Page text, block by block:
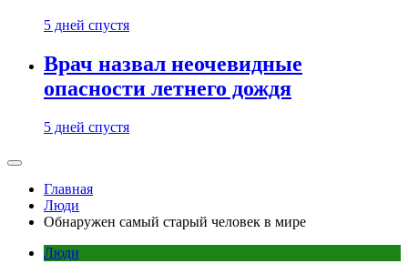
5 дней спустя
Врач назвал неочевидные
опасности летнего дождя
5 дней спустя
Главная
Люди
Обнаружен самый старый человек в мире
Люди